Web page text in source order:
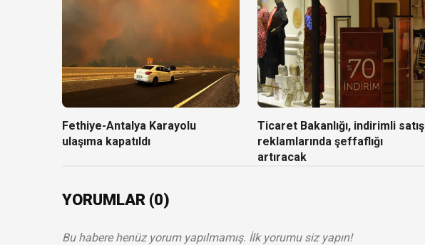
Fethiye-Antalya Karayolu
ulaşıma kapatıldı
Ticaret Bakanlığı, indirimli satış
reklamlarında şeffaflığı
artıracak
YORUMLAR (0)
Bu habere henüz yorum yapılmamış. İlk yorumu siz yapın!